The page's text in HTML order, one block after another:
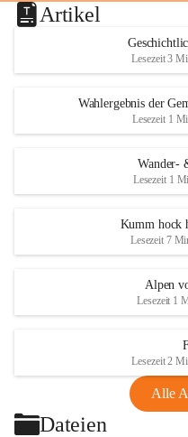
Artikel
Lesezeit 3
Wahlergebnis der
Lesezeit 1
Wander-
Lesezeit 1
Kumm hock
Lesezeit 7
Alpen
Lesezeit 1
Lesezeit 2
Alle
Dateien